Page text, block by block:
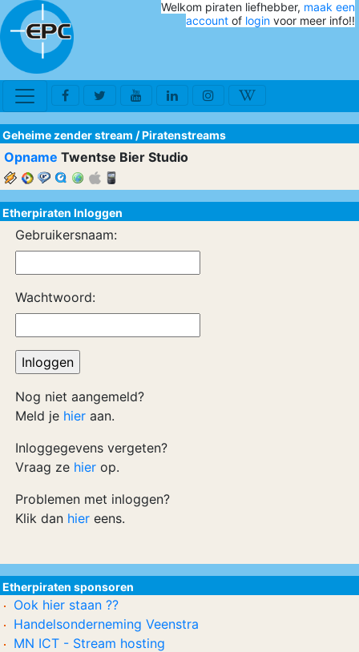
Welkom piraten liefhebber, maak een
account of login voor meer info!!
Geheime zender stream /Piratenstreams
Opname Twentse Bier Studio
Etherpiraten Inloggen
Gebruikersnaam:
Wachtwoord:
Nog niet aangemeld?
Meld je hier aan.
Inloggegevens vergeten?
Vraag ze hier op.
Problemen met inloggen?
Klik dan hier eens.
Etherpiraten sponsoren
Ook hier staan ??
Handelsonderneming Veenstra
MN ICT - Stream hosting